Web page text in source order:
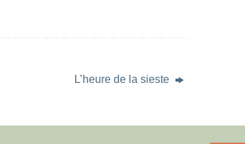
L’heure de la sieste